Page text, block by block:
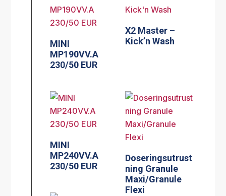
MINI
MP190VV.A
230/50 EUR
X2 Master –
Kick’n Wash
MINI
MP240VV.A
230/50 EUR
Doseringsutrust
ning Granule
Maxi/Granule
Flexi